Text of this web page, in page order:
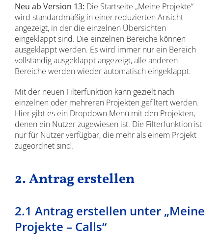
Neu ab Version 13: Die Startseite „Meine Projekte“
wird standardmäßig in einer reduzierten Ansicht
angezeigt, in der die einzelnen Übersichten
eingeklappt sind. Die einzelnen Bereiche können
ausgeklappt werden. Es wird immer nur ein Bereich
vollständig ausgeklappt angezeigt, alle anderen
Bereiche werden wieder automatisch eingeklappt.
Mit der neuen Filterfunktion kann gezielt nach
einzelnen oder mehreren Projekten gefiltert werden.
Hier gibt es ein Dropdown Menü mit den Projekten,
denen ein Nutzer zugewiesen ist. Die Filterfunktion ist
nur für Nutzer verfügbar, die mehr als einem Projekt
zugeordnet sind.
2. Antrag erstellen
2.1 Antrag erstellen unter „Meine
Projekte – Calls“